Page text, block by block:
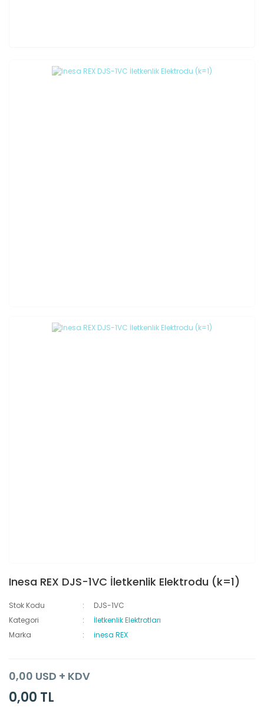
Inesa REX DJS-1VC İletkenlik Elektrodu (k=1)
Stok Kodu
DJS-1VC
Kategori
İletkenlik Elektrotları
Marka
inesa REX
0,00 USD + KDV
0,00 TL